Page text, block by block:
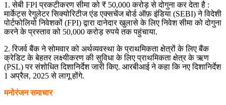
1. सेबी FPI प्रकटीकरण सीमा को ₹ 50,000 करोड़ से दोगुना कर देता है :
मार्केट्स रेगुलेटर सिक्योरिटीज एंड एक्सचेंज बोर्ड ऑफ़ इंडिया (SEBI) ने विदेशी
पोर्टफोलियो निवेशकों (FPI) द्वारा दानेदार खुलासे के लिए निवेश सीमा को दोगुना
करने के प्रस्ताव को 50,000 करोड़ रुपये तक पहुंचाया.
2. रिजर्व बैंक ने सोमवार को अर्थव्यवस्था के प्राथमिकता क्षेत्रों के लिए बैंक
क्रेडिट के बेहतर लक्ष्यीकरण की सुविधा के लिए प्राथमिकता क्षेत्र के ऋण
(PSL) पर संशोधित दिशानिर्देश जारी किए. आरबीआई ने कहा कि नए दिशानिर्देश
1 अप्रैल, 2025 से लागू होंगे.
मनोरंजन समाचार